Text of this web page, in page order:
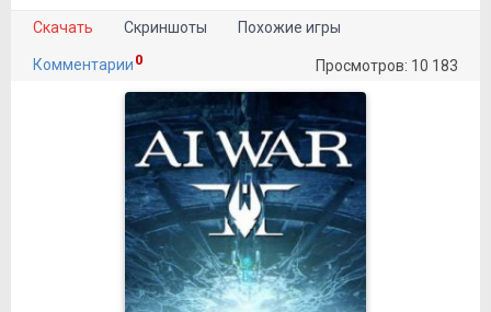
Скачать Скриншоты Похожие игры
Комментарии 0 Просмотров: 10 183